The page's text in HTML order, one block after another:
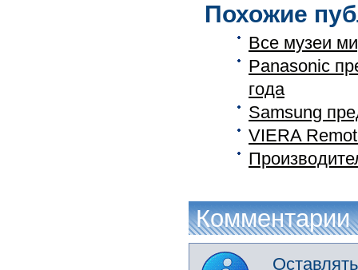
Похожие
Все музеи
Panasonic
года
Samsung
VIERA
Комментарии